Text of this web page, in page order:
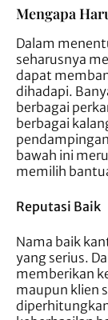
Mengapa
Dalam
seharusnya
dapat
dihadapi.
berbagai
berbagai
bawah ini
memilih
Reputasi Baik
Nama baik
yang serius.
memberikan
maupun klien